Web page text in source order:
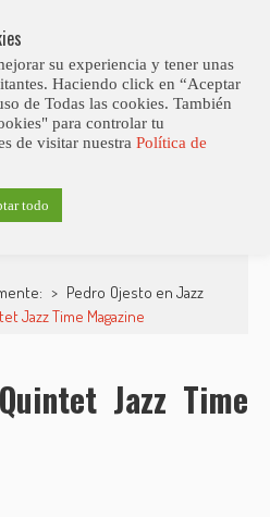
> Pedro Ojesto en Jazz
Jazz Time Magazine
Jazz Time
su experiencia y tener unas
Haciendo click en “Aceptar
de Todas las cookies. También
para controlar tu
de visitar nuestra Política de
todo